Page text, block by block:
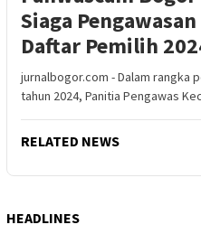
Siaga
Daftar Pemilih
jurnalbogor.com - Dalam rangka
tahun 2024, Panitia Pengawas
RELATED NEWS
HEADLINES